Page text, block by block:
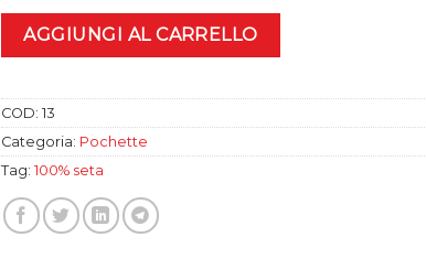
AGGIUNGI AL CARRELLO
COD:13
Categoria: Pochette
Tag:100% seta